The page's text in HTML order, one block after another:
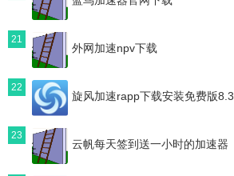
21
外网加速npv下载
22
旋风加速rapp下载安装免费版8.3
23
云帆每天签到送一小时的加速器